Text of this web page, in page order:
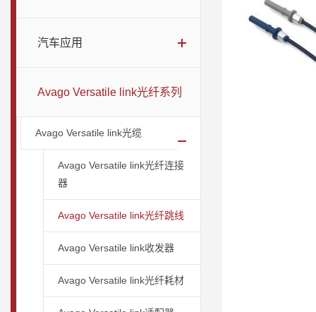
汽车应用
Avago Versatile link光纤系列
Avago Versatile link光缆
Avago Versatile link光纤连接
器
Avago Versatile link光纤跳线
Avago Versatile link收发器
Avago Versatile link光纤耗材